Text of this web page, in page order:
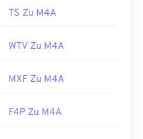
2001
digital/formats/fdd/
TS Zu M4A
WTV Zu M4A
MXF Zu M4A
F4P Zu M4A